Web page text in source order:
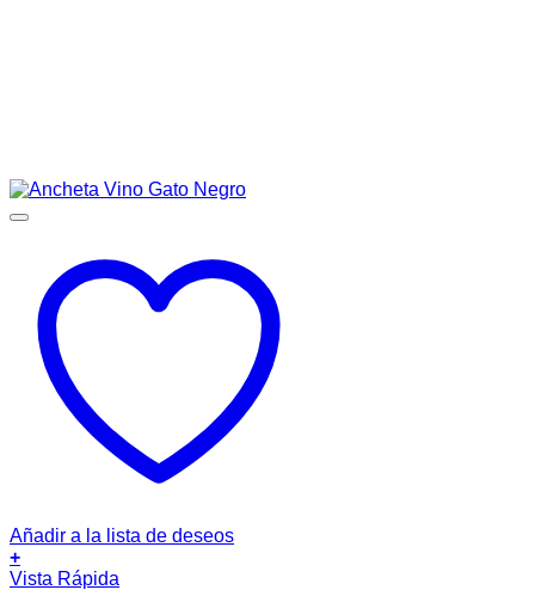
Añadir a la lista de deseos
+
Vista Rápida